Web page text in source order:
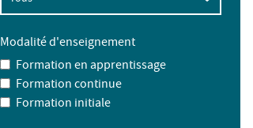
Modalité d'enseignement
Formation en apprentissage
Formation continue
Formation initiale